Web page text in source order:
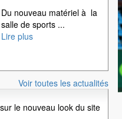
Du nouveau matériel à la
salle de sports ...
Lire plus
Voir toutes les actualités
le nouveau look du site